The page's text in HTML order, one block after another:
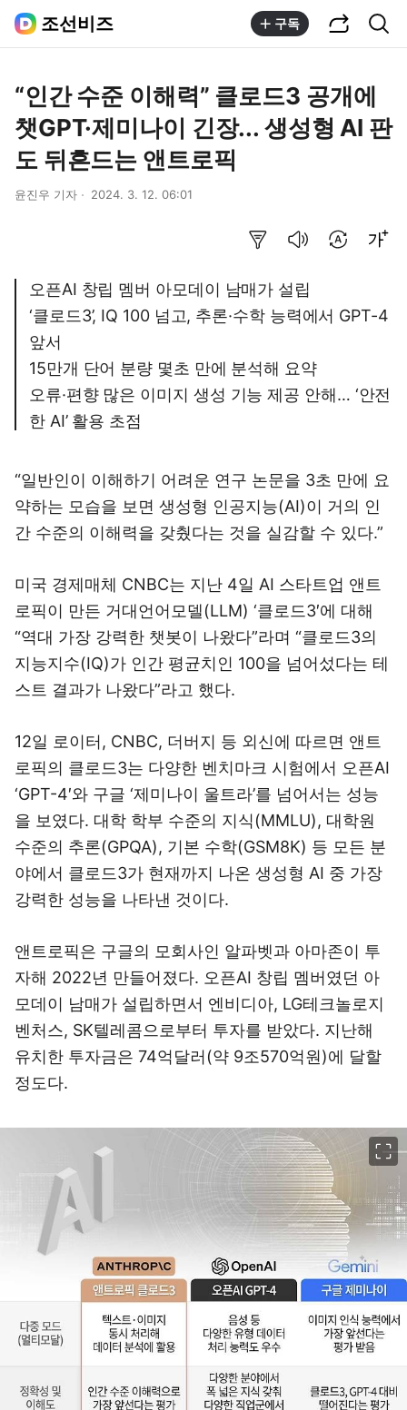
조선비즈 구독
“인간 수준 이해력” 클로드3 공개에
챗GPT·제미나이 긴장... 생성형 AI 판
도 뒤흔드는 앤트로픽
윤진우 기자 2024. 3. 12. 06:01
오픈AI 창립 멤버 아모데이 남매가 설립
‘클로드3’, IQ 100 넘고, 추론·수학 능력에서 GPT-4
앞서
15만개 단어 분량 몇초 만에 분석해 요약
오류·편향 많은 이미지 생성 기능 제공 안해… ‘안전
한 AI’ 활용 초점
“일반인이 이해하기 어려운 연구 논문을 3초 만에 요
약하는 모습을 보면 생성형 인공지능(AI)이 거의 인
간 수준의 이해력을 갖췄다는 것을 실감할 수 있다.”
미국 경제매체 CNBC는 지난 4일 AI 스타트업 앤트
로픽이 만든 거대언어모델(LLM) ‘클로드3′에 대해
“역대 가장 강력한 챗봇이 나왔다”라며 “클로드3의
지능지수(IQ)가 인간 평균치인 100을 넘어섰다는 테
스트 결과가 나왔다”라고 했다.
12일 로이터, CNBC, 더버지 등 외신에 따르면 앤트
로픽의 클로드3는 다양한 벤치마크 시험에서 오픈AI
‘GPT-4′와 구글 ‘제미나이 울트라’를 넘어서는 성능
을 보였다. 대학 학부 수준의 지식(MMLU), 대학원
수준의 추론(GPQA), 기본 수학(GSM8K) 등 모든 분
야에서 클로드3가 현재까지 나온 생성형 AI 중 가장
강력한 성능을 나타낸 것이다.
앤트로픽은 구글의 모회사인 알파벳과 아마존이 투
자해 2022년 만들어졌다. 오픈AI 창립 멤버였던 아
모데이 남매가 설립하면서 엔비디아, LG테크놀로지
벤처스, SK텔레콤으로부터 투자를 받았다. 지난해
유치한 투자금은 74억달러(약 9조570억원)에 달할
정도다.